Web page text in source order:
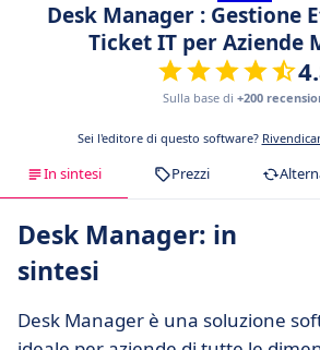
Desk Manager : Gestione
Ticket IT per Aziende
Sulla base di +200
Sei l'editore di questo software?
In sintesi Prezzi
Desk Manager: in
sintesi
Desk Manager è una soluzione